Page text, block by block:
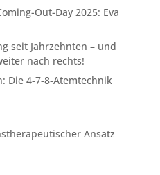
Out-Day 2025: Eva
seit Jahrzehnten – und
nach rechts!
Die 4-7-8-Atemtechnik
Ansatz